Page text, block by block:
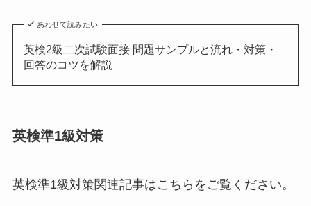
あわせて読みたい
英検2級二次試験面接 問題サンプルと流れ・対策・
回答のコツを解説
英検準1級対策
英検準1級対策関連記事はこちらをご覧ください。